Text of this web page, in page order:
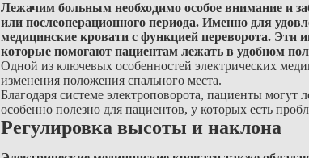
Лежачим больным необходимо особое внимание и
или послеоперационного периода. Именно для
медицинские кровати с функцией переворота.
которые помогают пациентам лежать в удобном
Одной из ключевых особенностей электрических
изменения положения спального места.
Благодаря системе электроповорота, пациенты
особенно полезно для пациентов, у которых есть
Регулировка высоты и наклона